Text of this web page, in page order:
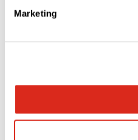
Marketing